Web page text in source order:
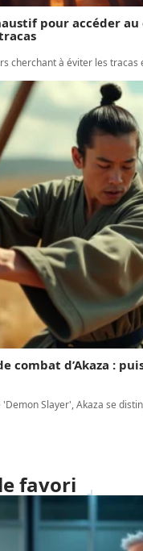
pour accéder
cherchant à éviter les tracas
combat d’Akaza :
Slayer', Akaza se
favori